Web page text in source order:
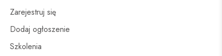
Zarejestruj się
Dodaj ogłoszenie
Szkolenia